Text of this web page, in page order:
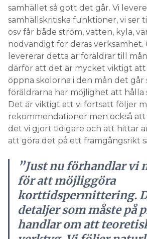
föräldrarna har möjlighet att hålla
Det är viktigt att vi fortsatt följer
rekommendationer men också att
det vi gjort tidigare och att hittar
att göra det på ett framgångsrikt
”Just nu förhandlar vi
för att möjliggöra
korttidspermittering.
detaljer som måste på
handlar om att
för att kunna göra rätt
bedömningar.”
JUHA MENNANDER, VD,
SVERIGE.